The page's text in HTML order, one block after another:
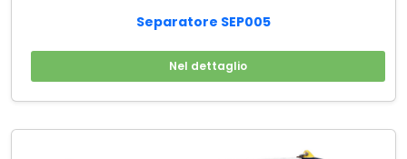
Separatore SEP005
Nel dettaglio